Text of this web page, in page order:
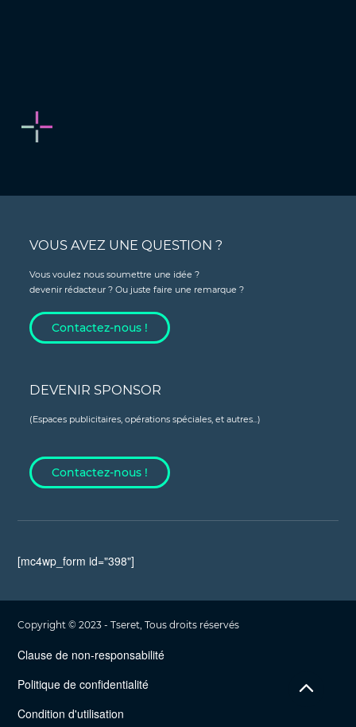
VOUS AVEZ UNE QUESTION ?
Vous voulez nous soumettre une idée ?
devenir rédacteur ? Ou juste faire une remarque ?
Contactez-nous !
DEVENIR SPONSOR
(Espaces publicitaires, opérations spéciales, et autres...)
Contactez-nous !
[mc4wp_form id="398"]
Copyright © 2023 - Tseret, Tous droits réservés
Clause de non-responsabilité
Politique de confidentialité
Condition d'utilisation